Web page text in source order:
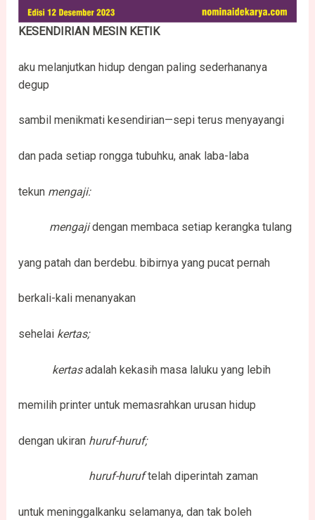
KESENDIRIAN MESIN KETIK
aku melanjutkan hidup dengan paling sederhananya
degup
sambil menikmati kesendirian—sepi terus menyayangi
dan pada setiap rongga tubuhku, anak laba-laba
tekun mengaji:
mengajidengan membaca setiap kerangka tulang
yang patah dan berdebu. bibirnya yang pucat pernah
berkali-kali menanyakan
sehelai kertas;
kertasadalah kekasih masa laluku yang lebih
memilih printer untuk memasrahkan urusan hidup
dengan ukiran huruf-huruf;
huruf-huruftelah diperintah zaman
untuk meninggalkanku selamanya, dan tak boleh